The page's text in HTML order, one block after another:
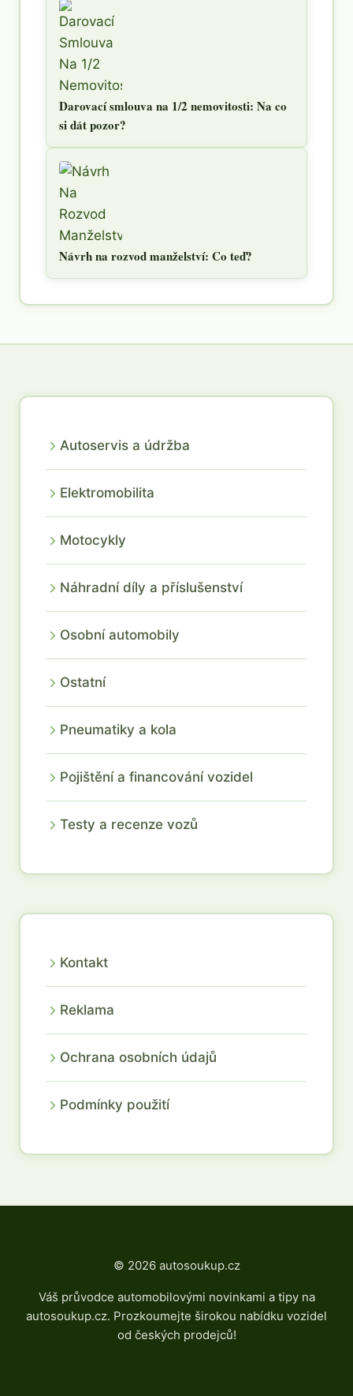
Darovací smlouva na 1/2 nemovitosti: Na co
si dát pozor?
Návrh na rozvod manželství: Co teď?
Autoservis a údržba
Elektromobilita
Motocykly
Náhradní díly a příslušenství
Osobní automobily
Ostatní
Pneumatiky a kola
Pojištění a financování vozidel
Testy a recenze vozů
Kontakt
Reklama
Ochrana osobních údajů
Podmínky použití
© 2026 autosoukup.cz
Váš průvodce automobilovými novinkami a tipy na
autosoukup.cz. Prozkoumejte širokou nabídku vozidel
od českých prodejců!